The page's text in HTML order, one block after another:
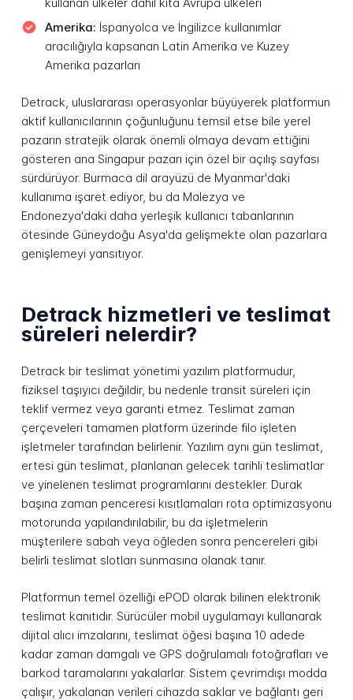
Amerika: İspanyolca ve İngilizce kullanımlar
aracılığıyla kapsanan Latin Amerika ve Kuzey
Amerika pazarları
Detrack, uluslararası operasyonlar büyüyerek platformun
aktif kullanıcılarının çoğunluğunu temsil etse bile yerel
pazarın stratejik olarak önemli olmaya devam ettiğini
gösteren ana Singapur pazarı için özel bir açılış sayfası
sürdürüyor. Burmaca dil arayüzü de Myanmar'daki
kullanıma işaret ediyor, bu da Malezya ve
Endonezya'daki daha yerleşik kullanıcı tabanlarının
ötesinde Güneydoğu Asya'da gelişmekte olan pazarlara
genişlemeyi yansıtıyor.
Detrack hizmetleri ve teslimat
süreleri nelerdir?
Detrack bir teslimat yönetimi yazılım platformudur,
fiziksel taşıyıcı değildir, bu nedenle transit süreleri için
teklif vermez veya garanti etmez. Teslimat zaman
çerçeveleri tamamen platform üzerinde filo işleten
işletmeler tarafından belirlenir. Yazılım aynı gün teslimat,
ertesi gün teslimat, planlanan gelecek tarihli teslimatlar
ve yinelenen teslimat programlarını destekler. Durak
başına zaman penceresi kısıtlamaları rota optimizasyonu
motorunda yapılandırılabilir, bu da işletmelerin
müşterilere sabah veya öğleden sonra pencereleri gibi
belirli teslimat slotları sunmasına olanak tanır.
Platformun temel özelliği ePOD olarak bilinen elektronik
teslimat kanıtıdır. Sürücüler mobil uygulamayı kullanarak
dijital alıcı imzalarını, teslimat öğesi başına 10 adede
kadar zaman damgalı ve GPS doğrulamalı fotoğrafları ve
barkod taramalarını yakalarlar. Sistem çevrimdışı modda
çalışır, yakalanan verileri cihazda saklar ve bağlantı geri